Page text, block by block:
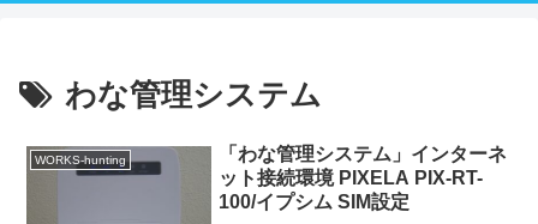
わな管理システム
WORKS-hunting
「わな管理システム」インターネ
ット接続環境 PIXELA PIX-RT-
100/イプシム SIM設定